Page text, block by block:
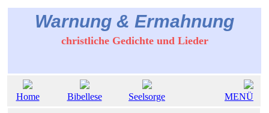
Warnung & Ermahnung
christliche Gedichte und Lieder
Home Bibellese Seelsorge MENÜ